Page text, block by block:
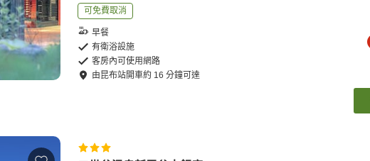
可免費取消
早餐
有衛浴設施
客房內可使用網路
由昆布站開車約 16 分鐘可達